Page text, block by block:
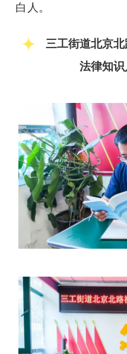
白人。
三工街道北京
法律知